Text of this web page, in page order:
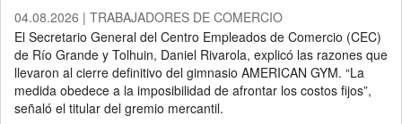
04.08.2026 | TRABAJADORES DE COMERCIO
El Secretario General del Centro Empleados de Comercio (CEC)
de Río Grande y Tolhuin, Daniel Rivarola, explicó las razones que
llevaron al cierre definitivo del gimnasio AMERICAN GYM. “La
medida obedece a la imposibilidad de afrontar los costos fijos”,
señaló el titular del gremio mercantil.